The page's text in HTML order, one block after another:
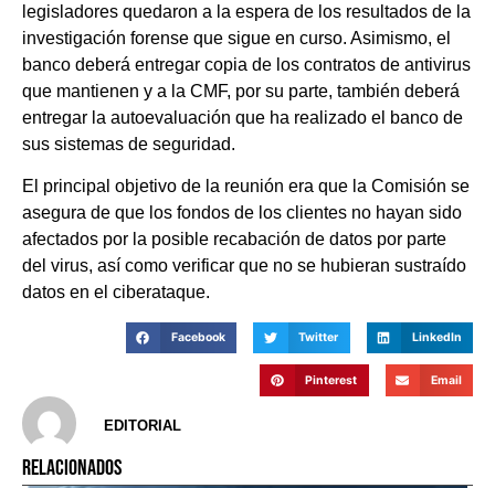
legisladores quedaron a la espera de los resultados de la
investigación forense que sigue en curso. Asimismo, el
banco deberá entregar copia de los contratos de antivirus
que mantienen y a la CMF, por su parte, también deberá
entregar la autoevaluación que ha realizado el banco de
sus sistemas de seguridad.
El principal objetivo de la reunión era que la Comisión se
asegura de que los fondos de los clientes no hayan sido
afectados por la posible recabación de datos por parte
del virus, así como verificar que no se hubieran sustraído
datos en el ciberataque.
Facebook Twitter LinkedIn
Pinterest Email
EDITORIAL
RELACIONADOS